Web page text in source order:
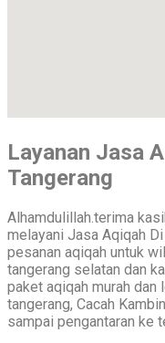
Layanan Jasa
Tangerang
Alhamdulillah.terima
melayani Jasa Aqiqah
pesanan aqiqah untuk
tangerang selatan dan
paket aqiqah murah dan
tangerang, Cacah
sampai pengantaran ke